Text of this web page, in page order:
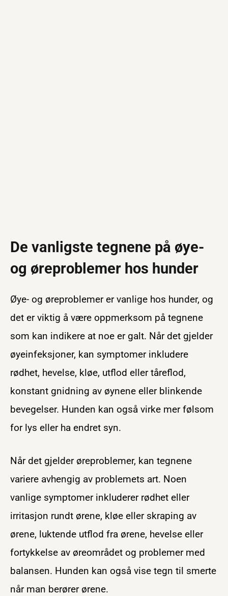
De vanligste tegnene på øye-
og øreproblemer hos hunder
Øye- og øreproblemer er vanlige hos hunder, og
det er viktig å være oppmerksom på tegnene
som kan indikere at noe er galt. Når det gjelder
øyeinfeksjoner, kan symptomer inkludere
rødhet, hevelse, kløe, utflod eller tåreflod,
konstant gnidning av øynene eller blinkende
bevegelser. Hunden kan også virke mer følsom
for lys eller ha endret syn.
Når det gjelder øreproblemer, kan tegnene
variere avhengig av problemets art. Noen
vanlige symptomer inkluderer rødhet eller
irritasjon rundt ørene, kløe eller skraping av
ørene, luktende utflod fra ørene, hevelse eller
fortykkelse av øreområdet og problemer med
balansen. Hunden kan også vise tegn til smerte
når man berører ørene.